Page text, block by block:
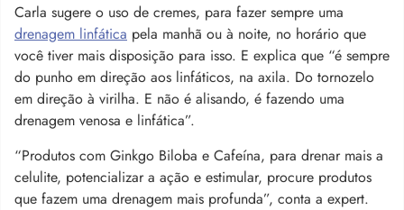
Carla sugere o uso de cremes, para fazer sempre uma
drenagem linfática pela manhã ou à noite, no horário que
você tiver mais disposição para isso. E explica que “é sempre
do punho em direção aos linfáticos, na axila. Do tornozelo
em direção à virilha. E não é alisando, é fazendo uma
drenagem venosa e linfática”.
“Produtos com Ginkgo Biloba e Cafeína, para drenar mais a
celulite, potencializar a ação e estimular, procure produtos
que fazem uma drenagem mais profunda”, conta a expert.